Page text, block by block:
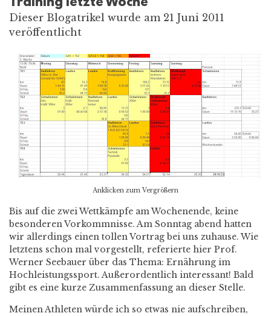
Dieser Blogatrikel wurde am 21 Juni 2011
veröffentlicht
Anklicken zum Vergrößern
Bis auf die zwei Wettkämpfe am Wochenende, keine
besonderen Vorkommnisse. Am Sonntag abend hatten
wir allerdings einen tollen Vortrag bei uns zuhause. Wie
letztens schon mal vorgestellt, referierte hier Prof.
Werner Seebauer über das Thema: Ernährung im
Hochleistungssport. Außerordentlich interessant! Bald
gibt es eine kurze Zusammenfassung an dieser Stelle.
Meinen Athleten würde ich so etwas nie aufschreiben,